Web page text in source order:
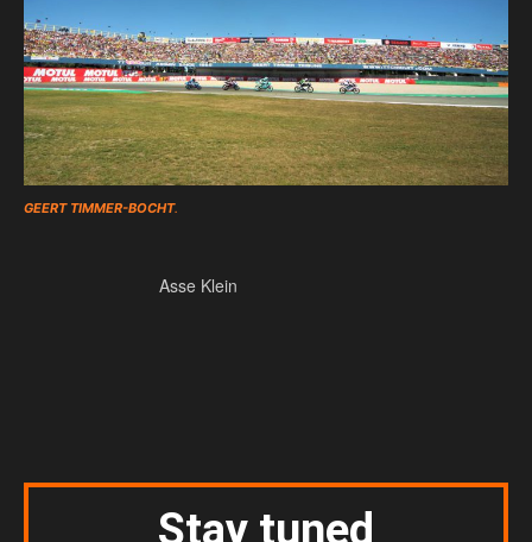
GEERT TIMMER-BOCHT.
Asse Klein
Stay tuned